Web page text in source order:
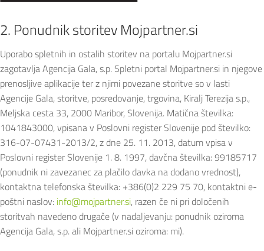
2. Ponudnik storitev Mojpartner.si
Uporabo spletnih in ostalih storitev na portalu Mojpartner.si
zagotavlja Agencija Gala, s.p. Spletni portal Mojpartner.si in njegove
prenosljive aplikacije ter z njimi povezane storitve so v lasti
Agencije Gala, storitve, posredovanje, trgovina, Kiralj Terezija s.p.,
Meljska cesta 33, 2000 Maribor, Slovenija. Matična številka:
1041843000, vpisana v Poslovni register Slovenije pod številko:
316-07-07431-2013/2, z dne 25. 11. 2013, datum vpisa v
Poslovni register Slovenije 1. 8. 1997, davčna številka: 99185717
(ponudnik ni zavezanec za plačilo davka na dodano vrednost),
kontaktna telefonska številka: +386(0)2 229 75 70, kontaktni e-
poštni naslov: info@mojpartner.si, razen če ni pri določenih
storitvah navedeno drugače (v nadaljevanju: ponudnik oziroma
Agencija Gala, s.p. ali Mojpartner.si oziroma: mi).